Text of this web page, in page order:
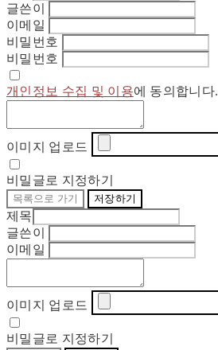
글쓴이
이메일
비밀번호
비밀번호
개인정보 수집 및 이용에 동의합니다.
이미지 업로드
비밀글로 지정하기
목록으로 가기 저장하기
제목
글쓴이
이메일
이미지 업로드
비밀글로 지정하기